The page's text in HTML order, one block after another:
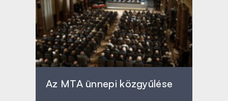
Az MTA ünnepi közgyűlése